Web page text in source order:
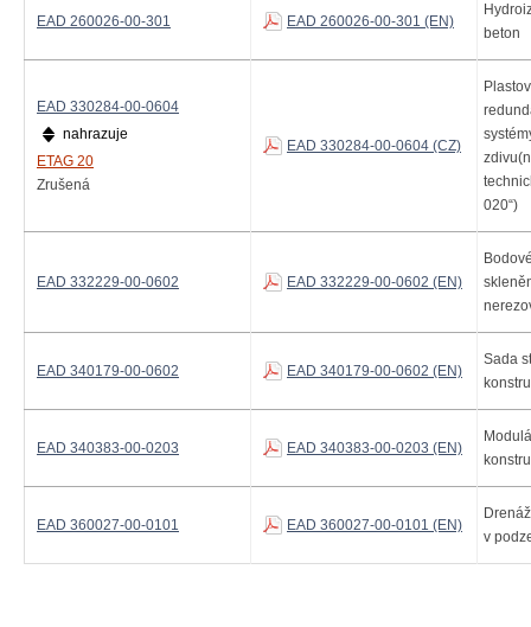
EAD 260026-00-301 EAD 260026-00-301 (EN)
beton
EAD 330284-00-0604
nahrazuje
ETAG 20
Zrušená
EAD 330284-00-0604 (CZ)
020“)
EAD 332229-00-0602 EAD 332229-00-0602 (EN)
EAD 340179-00-0602 EAD 340179-00-0602 (EN)
Sada
EAD 340383-00-0203 EAD 340383-00-0203 (EN)
EAD 360027-00-0101 EAD 360027-00-0101 (EN)
v